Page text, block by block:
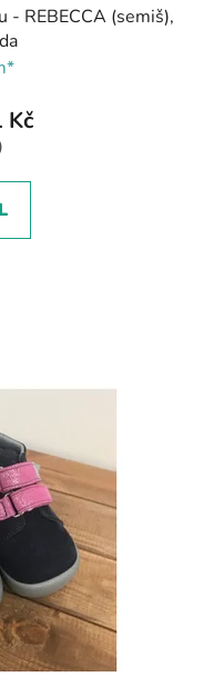
- REBECCA (semiš),
Kč